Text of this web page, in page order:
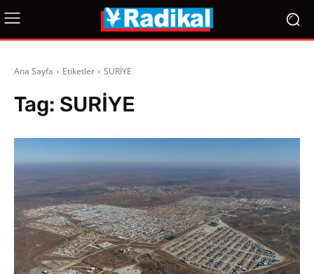
Ana Sayfa Etiketler SURİYE
Tag: SURİYE